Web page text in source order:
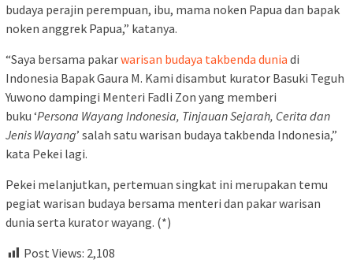
budaya perajin perempuan, ibu, mama noken Papua dan bapak
noken anggrek Papua,” katanya.
“Saya bersama pakarwarisan budaya takbenda dunia di
Indonesia Bapak Gaura M. Kami disambut kurator Basuki Teguh
Yuwono dampingi Menteri Fadli Zon yang memberi
buku ‘Persona Wayang Indonesia, Tinjauan Sejarah, Cerita dan
Jenis Wayang’ salah satu warisan budaya takbenda Indonesia,”
kata Pekei lagi.
Pekei melanjutkan, pertemuan singkat ini merupakan temu
pegiat warisan budaya bersama menteri dan pakar warisan
dunia serta kurator wayang. (*)
Post Views: 2,108